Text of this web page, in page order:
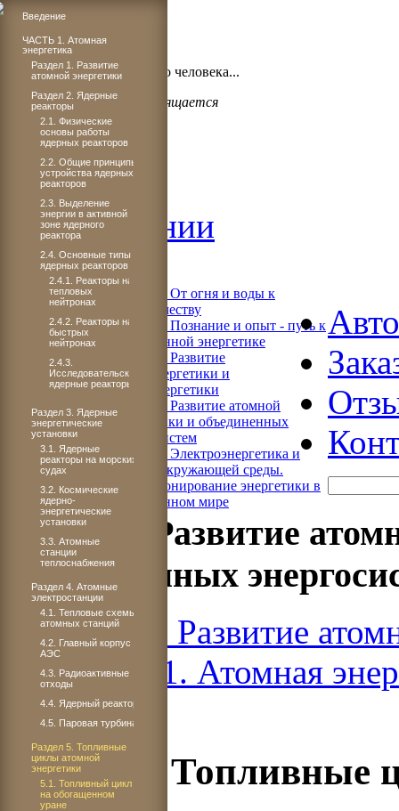
Бог проявил щедрость,
когда подарил миру такого человека...
Светлане Плачковой посвящается
Главная
Об издании
Читать
Книга 1. От огня и воды к
электричеству
Книга 2. Познание и опыт - путь к
современной энергетике
Книга 3. Развитие
теплоэнергетики и
гидроэнергетики
Книга 4. Развитие атомной
энергетики и объединенных
энергосистем
Книга 5. Электроэнергетика и
охрана окружающей среды.
Функционирование энергетики в
современном мире
Книга 4. Развитие
объединенных
Книга 4. Развитие
ЧАСТЬ 1. Атомная
Раздел 5.
Введение
ЧАСТЬ 1. Атомная
энергетика
Раздел 1. Развитие
атомной энергетики
Раздел 2. Ядерные
реакторы
2.1. Физические
основы работы
ядерных реакторов
2.2. Общие принципы
устройства ядерных
реакторов
2.3. Выделение
энергии в активной
зоне ядерного
реактора
2.4. Основные типы
ядерных реакторов
2.4.1. Реакторы на
тепловых
нейтронах
2.4.2. Реакторы на
быстрых
нейтронах
2.4.3.
Исследовательские
ядерные реакторы
Раздел 3. Ядерные
энергетические
установки
3.1. Ядерные
реакторы на морских
судах
3.2. Космические
ядерно-
энергетические
установки
3.3. Атомные
станции
теплоснабжения
Раздел 4. Атомные
электростанции
4.1. Тепловые схемы
атомных станций
4.2. Главный корпус
АЭС
4.3. Радиоактивные
отходы
4.4. Ядерный реактор
4.5. Паровая турбина
Раздел 5. Топливные
циклы атомной
энергетики
5.1. Топливный цикл
на обогащенном
уране